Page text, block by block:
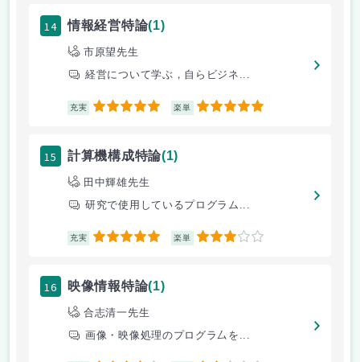
14 情報経営特論(1)
市原望先生
経営について学ぶ，自らビジネ...
充実 5 楽単 5
15 計算機構成特論(1)
田中輝雄先生
研究で使用しているプログラム...
充実 5 楽単 3
16 映像情報特論(1)
合志清一先生
画像・映像処理のプログラ厶を...